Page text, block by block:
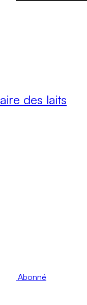
des laits
Abonné